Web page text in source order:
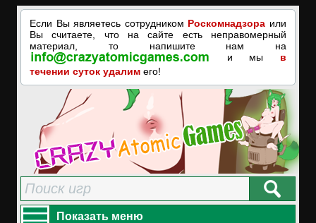
Если Вы являетесь сотрудником Роскомнадзора или
Вы считаете, что на сайте есть неправомерный
материал, то напишите нам на
и мы в
течении суток удалим его!
Показать меню